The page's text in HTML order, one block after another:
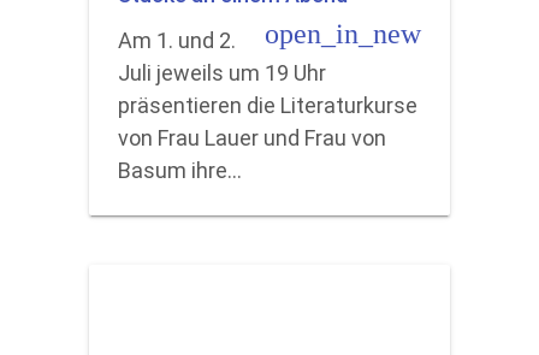
open_in_new
Am 1. und 2.
Juli jeweils um 19 Uhr
präsentieren die Literaturkurse
von Frau Lauer und Frau von
Basum ihre…